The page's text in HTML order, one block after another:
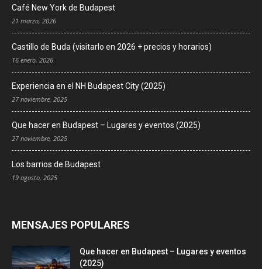
Café New York de Budapest
21 marzo, 2026
Castillo de Buda (visitarlo en 2026 + precios y horarios)
16 enero, 2026
Experiencia en el NH Budapest City (2025)
27 noviembre, 2025
Que hacer en Budapest – Lugares y eventos (2025)
27 noviembre, 2025
Los barrios de Budapest
19 agosto, 2025
MENSAJES POPULARES
Que hacer en Budapest – Lugares y eventos
(2025)